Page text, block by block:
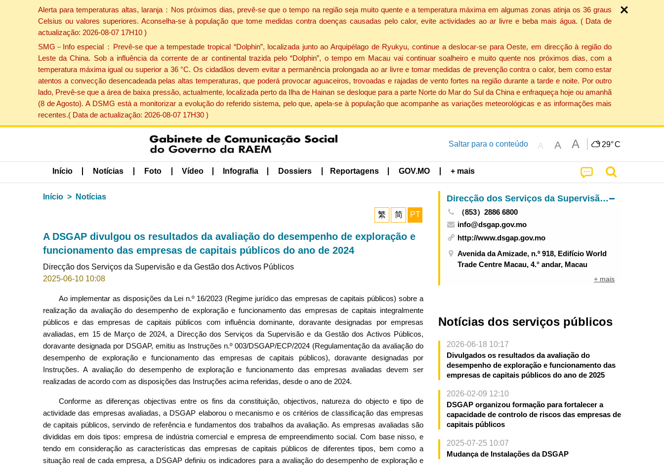
Alerta para temperaturas altas, laranja：Nos próximos dias, prevê-se que o tempo na região seja muito quente e a temperatura máxima em algumas zonas atinja os 36 graus
Celsius ou valores superiores. Aconselha-se à população que tome medidas contra doenças causadas pelo calor, evite actividades ao ar livre e beba mais água. ( Data de
actualização: 2026-08-07 17H10 )
SMG－Info especial：Prevê-se que a tempestade tropical “Dolphin”, localizada junto ao Arquipélago de Ryukyu, continue a deslocar-se para Oeste, em direcção à região do
Leste da China. Sob a influência da corrente de ar continental trazida pelo “Dolphin”, o tempo em Macau vai continuar soalheiro e muito quente nos próximos dias, com a
temperatura máxima igual ou superior a 36 °C. Os cidadãos devem evitar a permanência prolongada ao ar livre e tomar medidas de prevenção contra o calor, bem como estar
atentos a convecção desencadeada pelas altas temperaturas, que poderá provocar aguaceiros, trovoadas e rajadas de vento fortes na região durante a tarde e noite. Por outro
lado, Prevê-se que a área de baixa pressão, actualmente, localizada perto da Ilha de Hainan se desloque para a parte Norte do Mar do Sul da China e enfraqueça hoje ou amanhã
(8 de Agosto). A DSMG está a monitorizar a evolução do referido sistema, pelo que, apela-se à população que acompanhe as variações meteorológicas e as informações mais
recentes.( Data de actualização: 2026-08-07 17H30 )
Saltar para o conteúdo A A A 29°C
Início Notícias Foto Vídeo Infografia Dossiers Reportagens GOV.MO + mais
Início Notícias
繁 简 PT
A DSGAP divulgou os resultados da avaliação do desempenho de exploração e
funcionamento das empresas de capitais públicos do ano de 2024
Direcção dos Serviços da Supervisão e da Gestão dos Activos Públicos
2025-06-10 10:08
Ao implementar as disposições da Lei n.º 16/2023 (Regime jurídico das empresas de capitais públicos) sobre a
realização da avaliação do desempenho de exploração e funcionamento das empresas de capitais integralmente
públicos e das empresas de capitais públicos com influência dominante, doravante designadas por empresas
avaliadas, em 15 de Março de 2024, a Direcção dos Serviços da Supervisão e da Gestão dos Activos Públicos,
doravante designada por DSGAP, emitiu as Instruções n.º 003/DSGAP/ECP/2024 (Regulamentação da avaliação do
desempenho de exploração e funcionamento das empresas de capitais públicos), doravante designadas por
Instruções. A avaliação do desempenho de exploração e funcionamento das empresas avaliadas devem ser
realizadas de acordo com as disposições das Instruções acima referidas, desde o ano de 2024.
Conforme as diferenças objectivas entre os fins da constituição, objectivos, natureza do objecto e tipo de
actividade das empresas avaliadas, a DSGAP elaborou o mecanismo e os critérios de classificação das empresas
de capitais públicos, servindo de referência e fundamentos dos trabalhos da avaliação. As empresas avaliadas são
divididas em dois tipos: empresa de indústria comercial e empresa de empreendimento social. Com base nisso, e
tendo em consideração as características das empresas de capitais públicos de diferentes tipos, bem como a
situação real de cada empresa, a DSGAP definiu os indicadores para a avaliação do desempenho de exploração e
Direcção dos Serviços da Supervisão e da Gestão dos Activos Públicos
（853）2886 6800
info@dsgap.gov.mo
http://www.dsgap.gov.mo
Avenida da Amizade, n.º 918, Edifício World
Trade Centre Macau, 4.° andar, Macau
+ mais
Notícias dos serviços públicos
2026-06-18 10:17
Divulgados os resultados da avaliação do
desempenho de exploração e funcionamento das
empresas de capitais públicos do ano de 2025
2026-02-09 12:10
DSGAP organizou formação para fortalecer a
capacidade de controlo de riscos das empresas de
capitais públicos
2025-07-25 10:07
Mudança de Instalações da DSGAP